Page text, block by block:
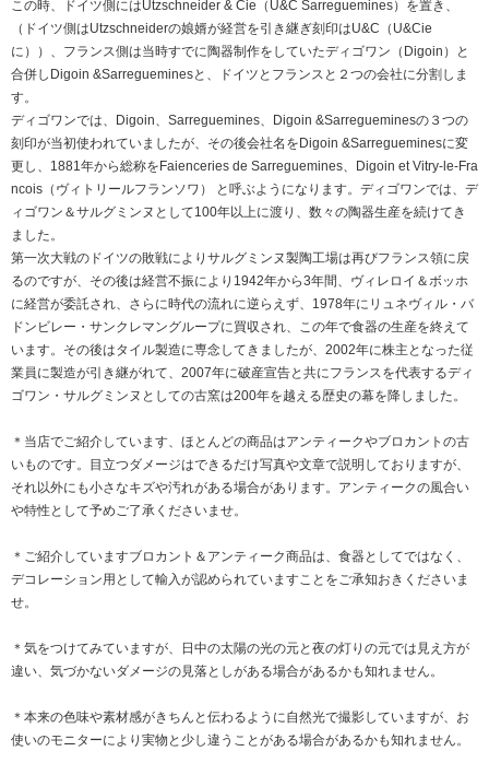
この時、ドイツ側にはUtzschneider & Cie（U&C Sarreguemines）を置き、
（ドイツ側はUtzschneiderの娘婿が経営を引き継ぎ刻印はU&C（U&Cie
に））、フランス側は当時すでに陶器制作をしていたディゴワン（Digoin）と
合併しDigoin &Sarregueminesと、ドイツとフランスと２つの会社に分割しま
す。
ディゴワンでは、Digoin、Sarreguemines、Digoin &Sarregueminesの３つの
刻印が当初使われていましたが、その後会社名をDigoin &Sarregueminesに変
更し、1881年から総称をFaienceries de Sarreguemines、Digoin et Vitry-le-Fra
ncois（ヴィトリールフランソワ） と呼ぶようになります。ディゴワンでは、デ
ィゴワン＆サルグミンヌとして100年以上に渡り、数々の陶器生産を続けてき
ました。
第一次大戦のドイツの敗戦によりサルグミンヌ製陶工場は再びフランス領に戻
るのですが、その後は経営不振により1942年から3年間、ヴィレロイ＆ボッホ
に経営が委託され、さらに時代の流れに逆らえず、1978年にリュネヴィル・バ
ドンビレー・サンクレマングループに買収され、この年で食器の生産を終えて
います。その後はタイル製造に専念してきましたが、2002年に株主となった従
業員に製造が引き継がれて、2007年に破産宣告と共にフランスを代表するディ
ゴワン・サルグミンヌとしての古窯は200年を越える歴史の幕を降しました。
＊当店でご紹介しています、ほとんどの商品はアンティークやブロカントの古
いものです。目立つダメージはできるだけ写真や文章で説明しておりますが、
それ以外にも小さなキズや汚れがある場合があります。アンティークの風合い
や特性として予めご了承くださいませ。
＊ご紹介していますブロカント＆アンティーク商品は、食器としてではなく、
デコレーション用として輸入が認められていますことをご承知おきくださいま
せ。
＊気をつけてみていますが、日中の太陽の光の元と夜の灯りの元では見え方が
違い、気づかないダメージの見落としがある場合があるかも知れません。
＊本来の色味や素材感がきちんと伝わるように自然光で撮影していますが、お
使いのモニターにより実物と少し違うことがある場合があるかも知れません。